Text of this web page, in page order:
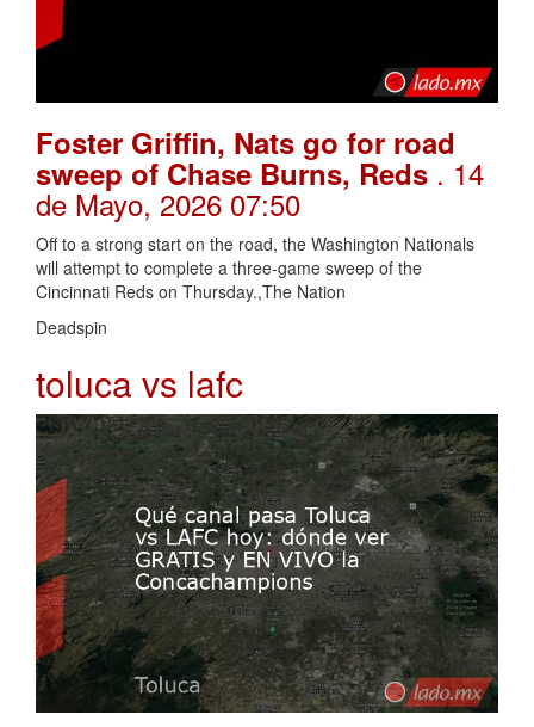
Foster Griffin, Nats go for road
sweep of Chase Burns, Reds . 14
de Mayo, 2026 07:50
Off to a strong start on the road, the Washington Nationals
will attempt to complete a three-game sweep of the
Cincinnati Reds on Thursday.,The Nation
Deadspin
toluca vs lafc